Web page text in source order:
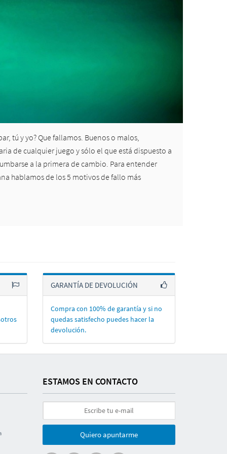
tú y yo? Que fallamos. Buenos o malos,
de cualquier juego y sólo el que está dispuesto a
a la primera de cambio. Para entender
hablamos de los 5 motivos de fallo más
GARANTÍA DE DEVOLUCIÓN
Compra con 100% de garantí­a y si no
quedas satisfecho puedes hacer la
devolución.
ESTAMOS EN CONTACTO
Quiero apuntarme